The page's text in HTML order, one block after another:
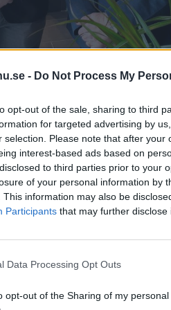
- Do Not Process My
opt-out of the sale, sharing to third
for targeted advertising by
selection. Please note that after
interest-based ads based on
to third parties prior to your
of your personal information by
This information may also be
Participants that may further disclose
Data Processing Opt Outs
opt-out of the Sharing of my personal
i räddningsnämnden och Ewa
Rickard Gustafsson
är ingen slump.
sällan kommer till kommunens
verksamheter. Bara miljön
Johansson, 76 år från Fyllinge.
i tidningen och blev nyfiken.
av. Och man märker att man
säger han och skrattar.
sig.
är ensamma verkligen
och träffar folk. Jag